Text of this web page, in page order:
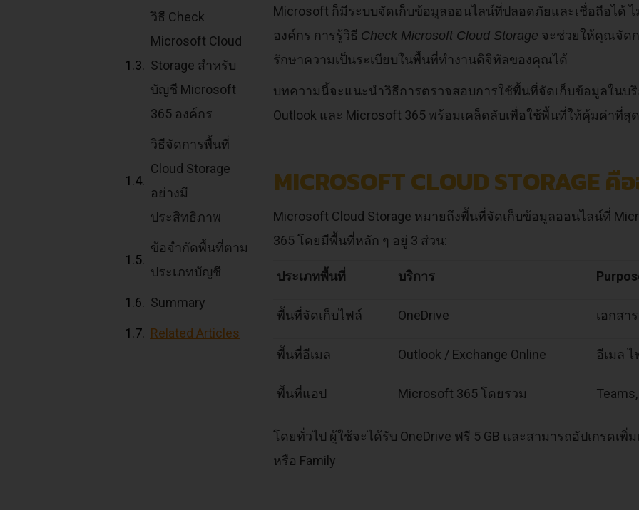
วิธี Check
Microsoft Cloud
Storage สำหรับ
บัญชี Microsoft
365 องค์กร
วิธีจัดการพื้นที่
Cloud Storage
อย่างมี
ประสิทธิภาพ
ข้อจำกัดพื้นที่ตาม
ประเภทบัญชี
Summary
Related Articles
Microsoft ก็มีระบบจัดเก็บข้อมูลออนไลน์ที่ปลอดภัยและเชื่อถือได้
องค์กร การรู้วิธี Check Microsoft Cloud Storage จะช่วยให้คุณจัด
รักษาความเป็นระเบียบในพื้นที่ทำงานดิจิทัลของคุณได้
บทความนี้จะแนะนำวิธีการตรวจสอบการใช้พื้นที่จัดเก็บข้อมูลในบริ
Outlook และ Microsoft 365 พร้อมเคล็ดลับเพื่อใช้พื้นที่ให้คุ้มค่าที่สุด
MICROSOFT CLOUD STORAGE คือ
Microsoft Cloud Storage หมายถึงพื้นที่จัดเก็บข้อมูลออนไลน์ที่
365 โดยมีพื้นที่หลัก ๆ อยู่ 3 ส่วน:
ประเภทพื้นที่ บริการ
พื้นที่จัดเก็บไฟล์ OneDrive เอกสา
พื้นที่อีเมล Outlook / Exchange Online อีเมล
พื้นที่แอป Microsoft 365 โดยรวม
โดยทั่วไป ผู้ใช้จะได้รับ OneDrive ฟรี 5 GB และสามารถอัปเกรดเพิ่
หรือ Family